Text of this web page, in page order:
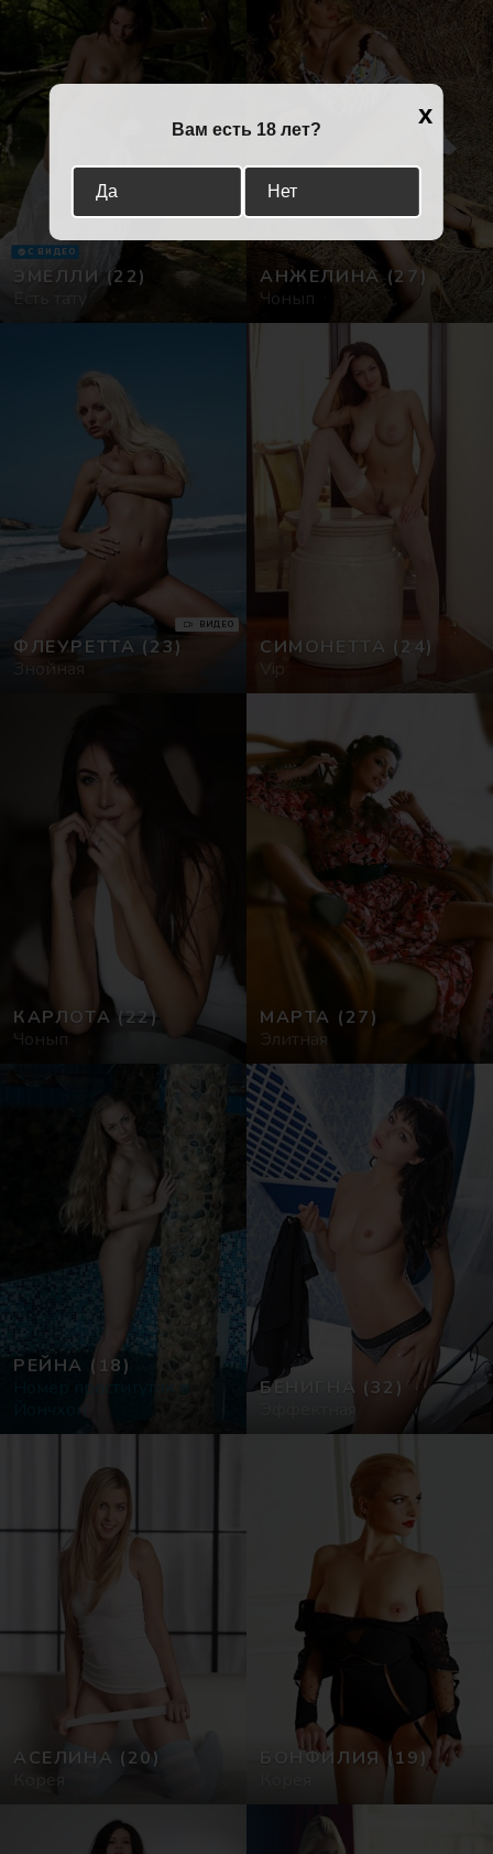
ЭМЕЛЛИ (22)
Есть тату
С ВИДЕО
АНЖЕЛИНА (27)
Чонып
ФЛЕУРЕТТА (23)
Знойная
ВИДЕО
СИМОНЕТТА (24)
Vip
КАРЛОТА (22)
Чонып
МАРТА (27)
Элитная
РЕЙНА (18)
Номер проституток в
Йончхон
БЕНИГНА (32)
АСЕЛИНА (20)
Корея
БОНФИЛИЯ (19)
x
Вам есть 18 лет?
Да Нет